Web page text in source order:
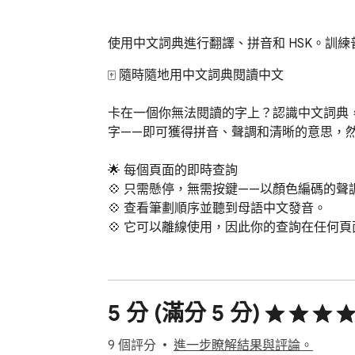
使用中文詞典進行翻譯、拼音和 HSK。訓
🀄 隨時隨地用中文詞典閱讀中文
卡在一個你無法閱讀的字上？認識中文詞
字——即可獲得拼音、聲調和清晰的意思，
🌟 每個頁面的即時查詢
💠 只需懸停，無需按鍵——以顏色編碼的聲
💠 查看筆劃順序並聽到母語中文發音。
💠 它可以離線使用，因此你的查詢在任何
在你的瀏覽器中練習官方的 HSK 3.0 單字表
📘 選擇任何級別，從 HSK 1 到 HSK 6，或
🎯 學習一個級別或所有級別，使用間隔重複
5 分 (滿分 5 分)
9 個評分 進一步瞭解結果與評論。